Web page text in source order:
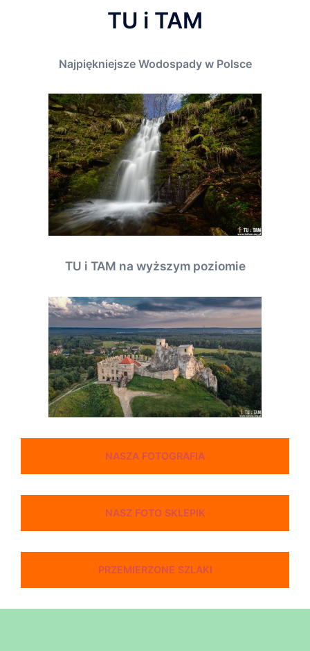
TU i TAM
Najpiękniejsze Wodospady w Polsce
TU i TAM na wyższym poziomie
NASZA FOTOGRAFIA
NASZ FOTO SKLEPIK
PRZEMIERZONE SZLAKI